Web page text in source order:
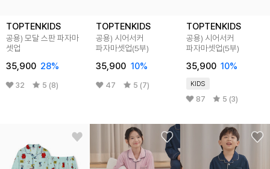
TOPTENKIDS
공용) 모달 스판 파자마
셋업
35,900 28%
32 5 (8)
TOPTENKIDS
공용) 시어서커
파자마셋업(5부)
35,900 10%
47 5 (7)
TOPTENKIDS
공용) 시어서커
파자마셋업(5부)
35,900 10%
KIDS
87 5 (3)